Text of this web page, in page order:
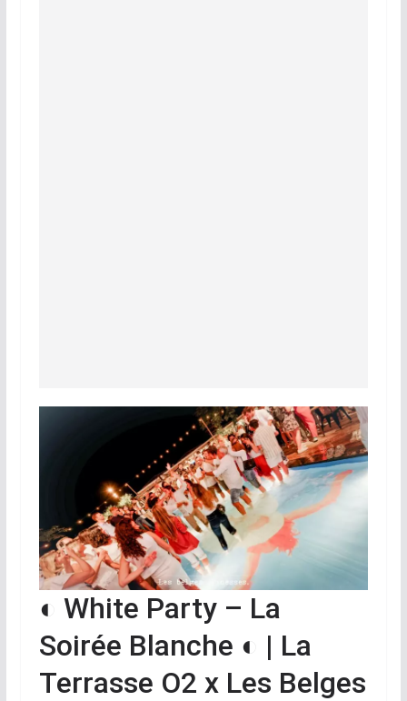
◐ White Party – La
Soirée Blanche ◐ | La
Terrasse O2 x Les Belges